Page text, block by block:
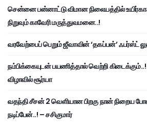
சென்னை பன்னாட்டு விமான நிலையத்தில்
நிறுவும் காவேரி மருத்துவமனை..!
வரவேற்பைப் பெறும் ஜீவாவின் ‘தகப்பன்’ ஃபர்ஸ்ட்
நம்பிக்கையுடன் பயணித்தால் வெற்றி
விழாவில் சூர்யா
வதந்தி சீசன் 2 வெளியான பிறகு நான் நிறைய
நடிப்பேன்..! – சசிகுமார்